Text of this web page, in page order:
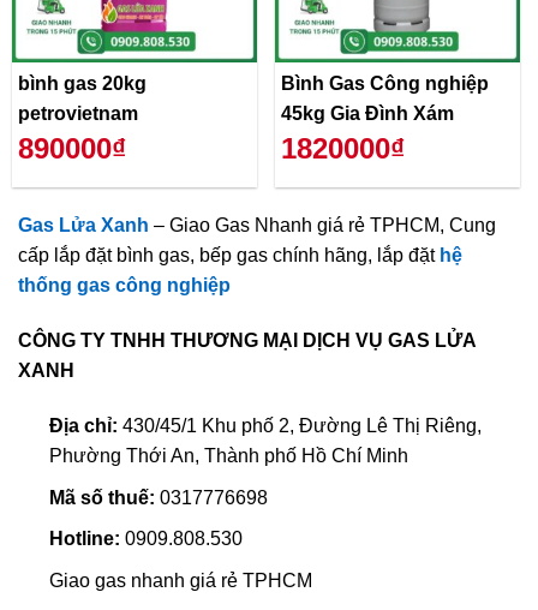
bình gas 20kg
petrovietnam
890000₫
Bình Gas Công nghiệp
45kg Gia Đình Xám
1820000₫
Gas Lửa Xanh – Giao Gas Nhanh giá rẻ TPHCM, Cung
cấp lắp đặt bình gas, bếp gas chính hãng, lắp đặt hệ
thống gas công nghiệp
CÔNG TY TNHH THƯƠNG MẠI DỊCH VỤ GAS LỬA
XANH
Địa chỉ: 430/45/1 Khu phố 2, Đường Lê Thị Riêng,
Phường Thới An, Thành phố Hồ Chí Minh
Mã số thuế: 0317776698
Hotline: 0909.808.530
Giao gas nhanh giá rẻ TPHCM